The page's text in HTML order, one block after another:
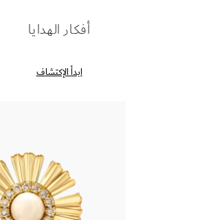
أفكار الهدايا
ابدأ الإكتشاف